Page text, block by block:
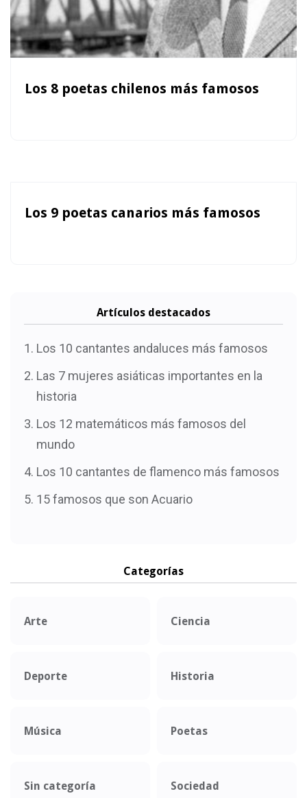
Los 8 poetas chilenos más famosos
Los 9 poetas canarios más famosos
Artículos destacados
Los 10 cantantes andaluces más famosos
Las 7 mujeres asiáticas importantes en la
historia
Los 12 matemáticos más famosos del
mundo
Los 10 cantantes de flamenco más famosos
15 famosos que son Acuario
Categorías
Arte Ciencia
Deporte Historia
Música Poetas
Sin categoría Sociedad